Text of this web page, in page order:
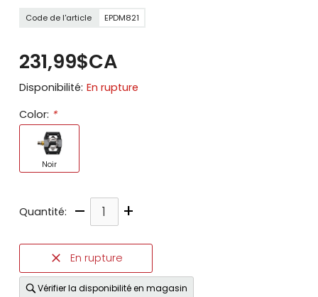
Code de l'article EPDM821
231,99$CA
Disponibilité: En rupture
Color: *
Noir
Quantité: – +
En rupture
Vérifier la disponibilité en magasin